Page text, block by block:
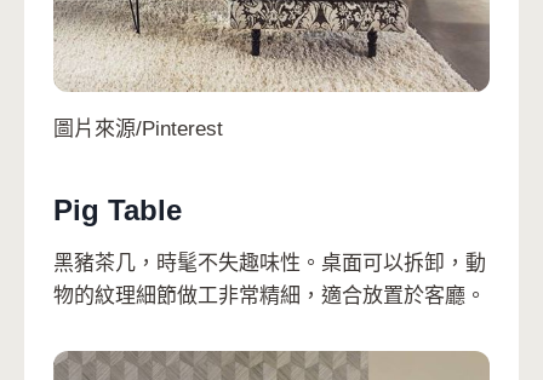
圖片來源/Pinterest
Pig Table
黑豬茶几，時髦不失趣味性。桌面可以拆卸，動
物的紋理細節做工非常精細，適合放置於客廳。